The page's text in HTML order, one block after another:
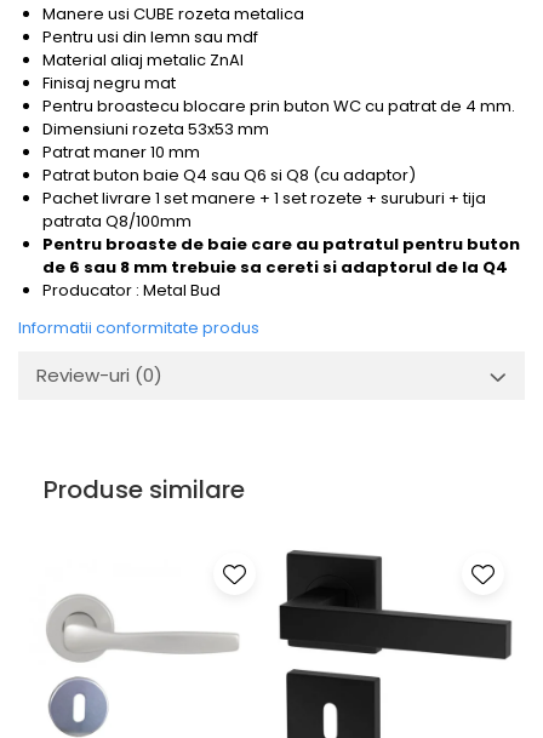
Manere usi CUBE rozeta metalica
Pentru usi din lemn sau mdf
Material aliaj metalic ZnAl
Finisaj negru mat
Pentru broastecu blocare prin buton WC cu patrat de 4 mm.
Dimensiuni rozeta 53x53 mm
Patrat maner 10 mm
Patrat buton baie Q4 sau Q6 si Q8 (cu adaptor)
Pachet livrare 1 set manere + 1 set rozete + suruburi + tija
patrata Q8/100mm
Pentru broaste de baie care au patratul pentru buton
de 6 sau 8 mm trebuie sa cereti si adaptorul de la Q4
Producator : Metal Bud
Informatii conformitate produs
Review-uri (0)
Produse similare